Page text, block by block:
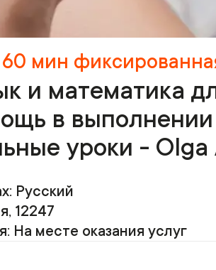
мин
и математика
в
уроки - Olga
Русский
12247
На месте оказания услуг